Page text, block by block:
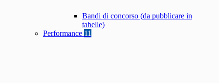
Bandi di concorso (da pubblicare in
tabelle)
Performance 11